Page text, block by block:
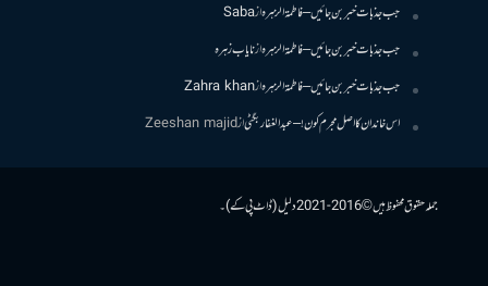
جب جذبات خبر بن جائیں – فاطمۃالزہرہازSaba
جب جذبات خبر بن جائیں – فاطمۃالزہرہازنایاب زہرہ
جب جذبات خبر بن جائیں – فاطمۃالزہرہازZahra khan
اس خاندان کا اصل مجرم کون! – عبدالغفار بگٹیازZeeshan majid
جملہ حقوق محفوظ ہیں © 2016-2021 دلیل (ڈاٹ پی کے)۔